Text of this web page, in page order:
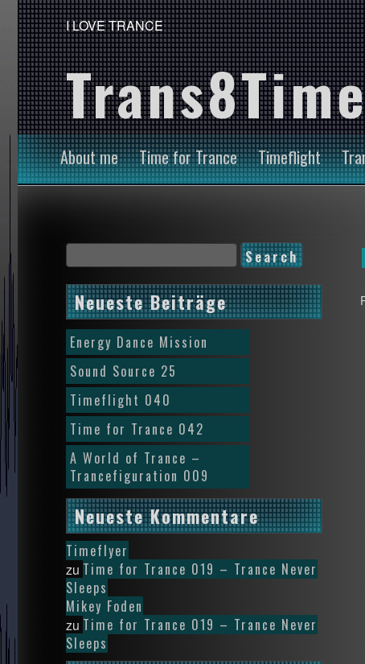
I LOVE TRANCE
About me Time for Trance Timeflight
Neueste Beiträge
Energy Dance Mission
Sound Source 25
Timeflight 040
Time for Trance 042
A World of Trance –
Trancefiguration 009
Neueste Kommentare
Timeflyer
zu Time for Trance 019 – Trance Never
Sleeps
Mikey Foden
zu Time for Trance 019 – Trance Never
Sleeps